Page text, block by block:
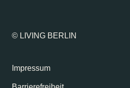
© LIVING BERLIN
Impressum